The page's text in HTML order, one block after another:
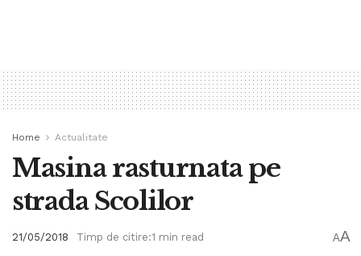
Home Actualitate
Masina rasturnata pe
strada Scolilor
21/05/2018 Timp de citire:1 min read AA